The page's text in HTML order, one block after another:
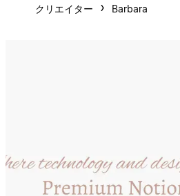
クリエイター Barbara